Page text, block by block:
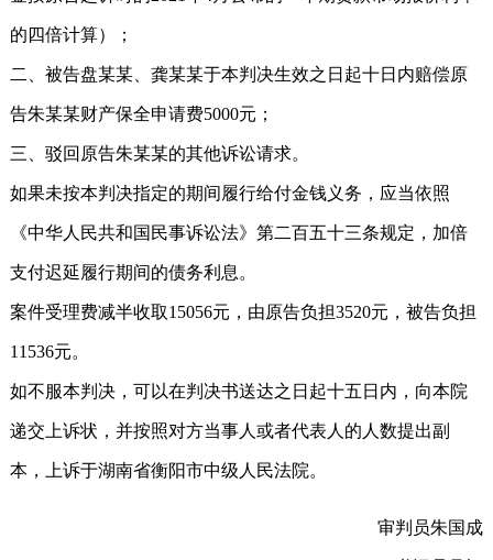
的四倍计算）；
二、被告盘某某、龚某某于本判决生效之日起十日内赔偿原
告朱某某财产保全申请费5000元；
三、驳回原告朱某某的其他诉讼请求。
如果未按本判决指定的期间履行给付金钱义务，应当依照
《中华人民共和国民事诉讼法》第二百五十三条规定，加倍
支付迟延履行期间的债务利息。
案件受理费减半收取15056元，由原告负担3520元，被告负担
11536元。
如不服本判决，可以在判决书送达之日起十五日内，向本院
递交上诉状，并按照对方当事人或者代表人的人数提出副
本，上诉于湖南省衡阳市中级人民法院。
审判员朱国成